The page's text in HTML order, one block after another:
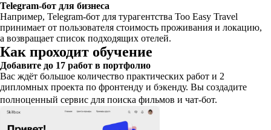
Telegram-бот для бизнеса
Например, Telegram-бот для турагентства Too Easy Travel
принимает от пользователя стоимость проживания и локацию,
а возвращает список подходящих отелей.
Как проходит обучение
Добавите до 17 работ в портфолио
Вас ждёт большое количество практических работ и 2
дипломных проекта по фронтенду и бэкенду. Вы создадите
полноценный сервис для поиска фильмов и чат-бот.